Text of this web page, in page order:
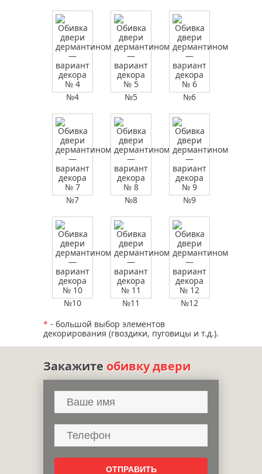
№4 №5 №6
№7 №8 №9
№10 №11
№12
* - большой выбор элементов
декорирования (гвоздики, пуговицы и т.д.).
Закажите обивку двери